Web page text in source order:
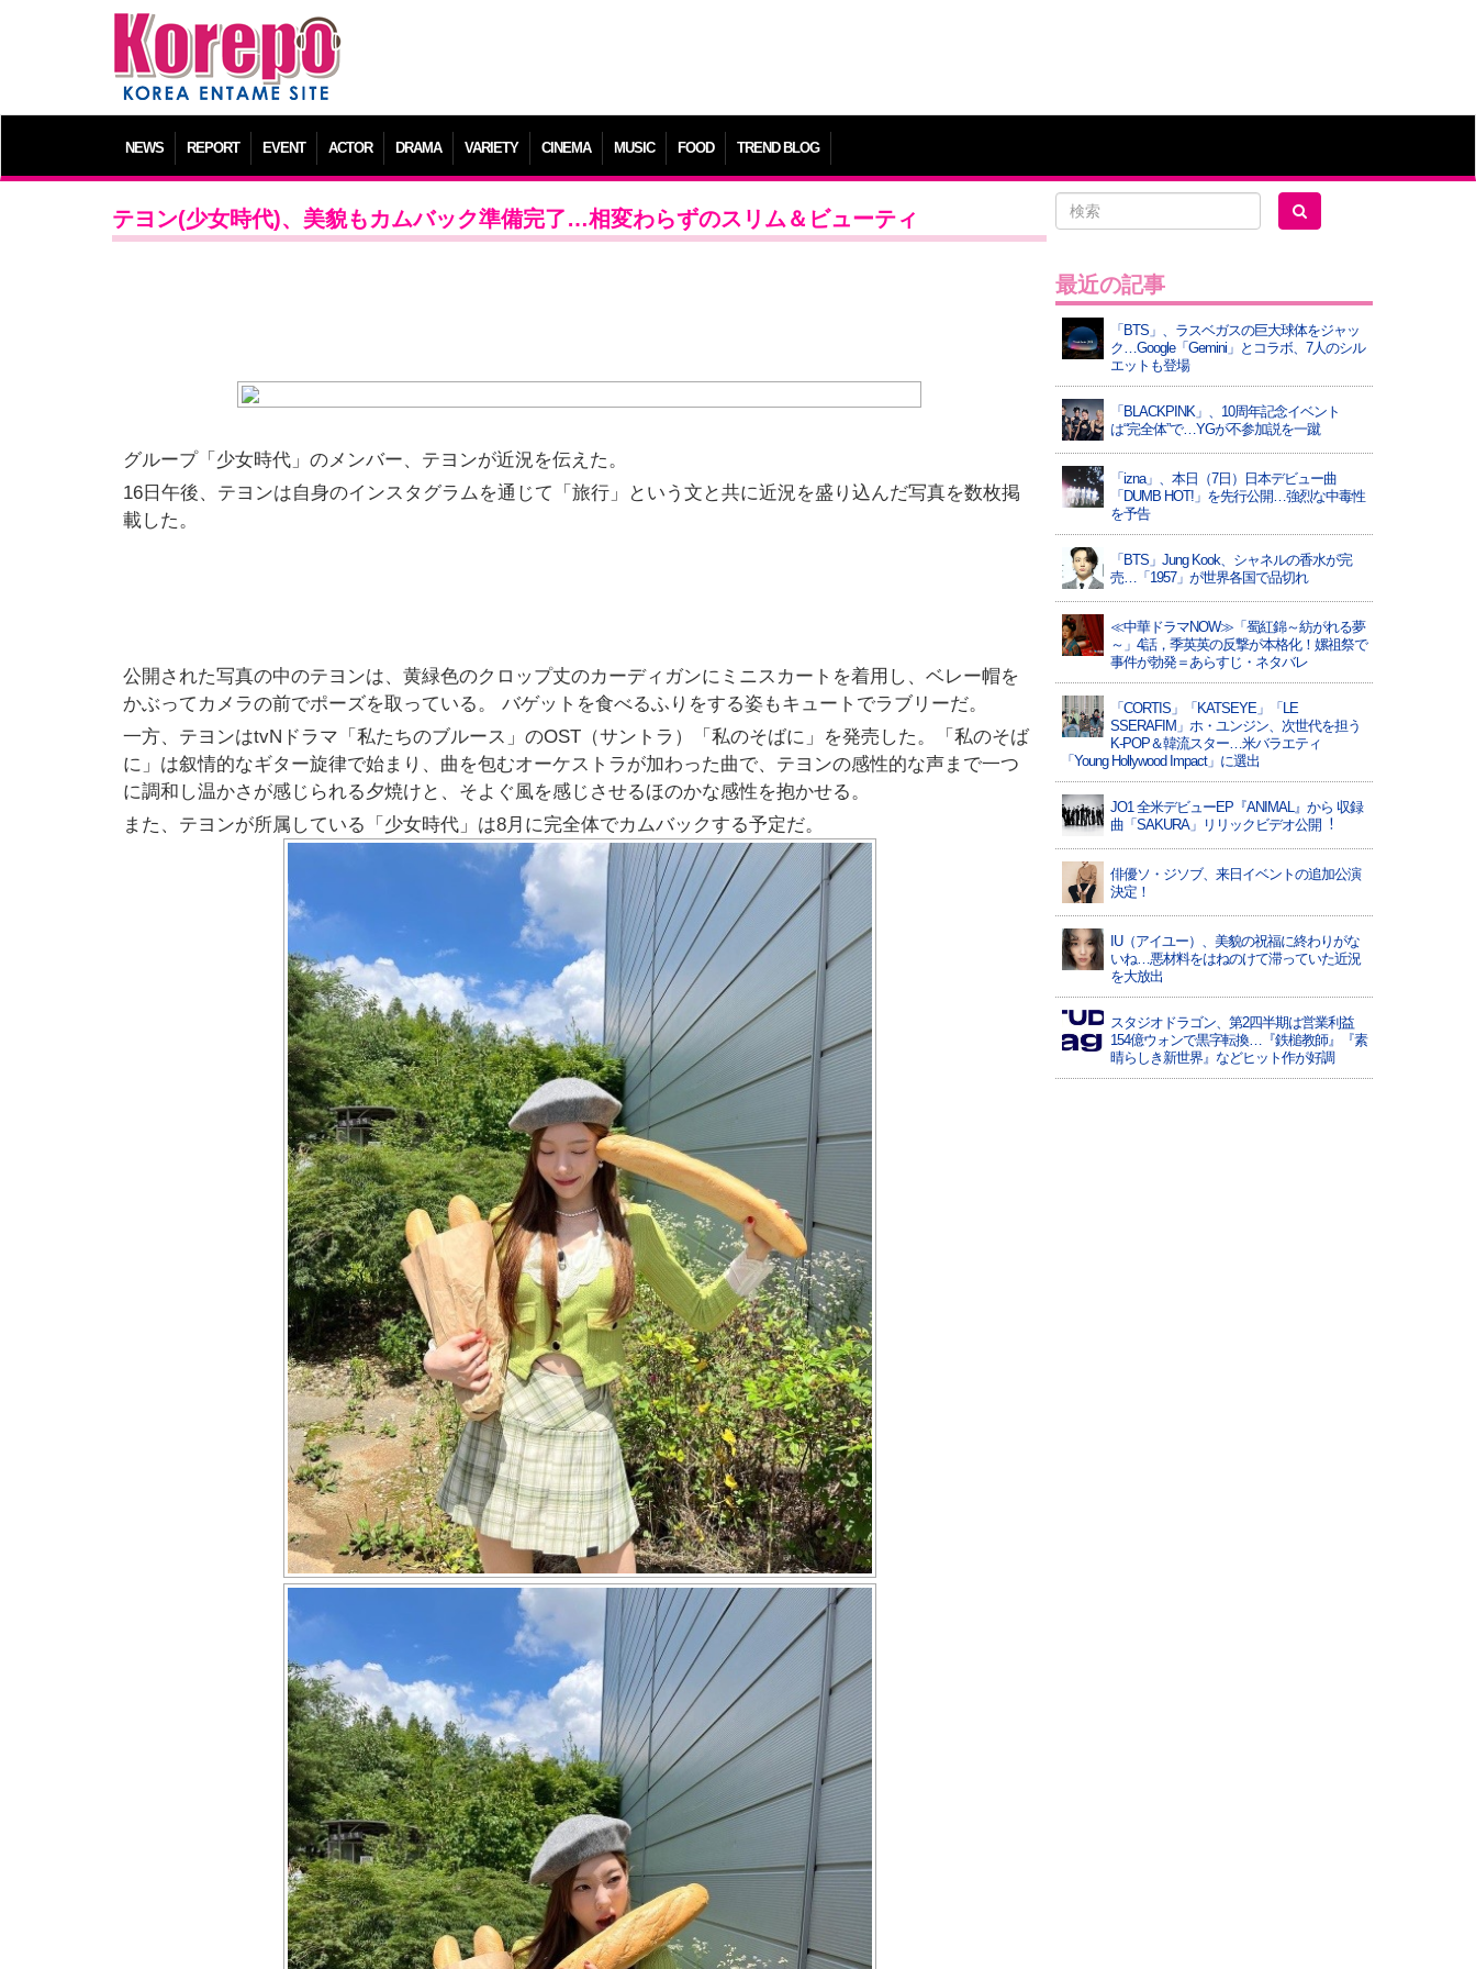
NEWS REPORT EVENT ACTOR DRAMA VARIETY CINEMA MUSIC FOOD TREND BLOG
テヨン(少女時代)、美貌もカムバック準備完了…相変わらずのスリム＆ビューティ
グループ「少女時代」のメンバー、テヨンが近況を伝えた。
16日午後、テヨンは自身のインスタグラムを通じて「旅行」という文と共に近況を盛り込んだ写真を数枚掲
載した。
公開された写真の中のテヨンは、黄緑色のクロップ丈のカーディガンにミニスカートを着用し、ベレー帽を
かぶってカメラの前でポーズを取っている。 バゲットを食べるふりをする姿もキュートでラブリーだ。
一方、テヨンはtvNドラマ「私たちのブルース」のOST（サントラ）「私のそばに」を発売した。「私のそば
に」は叙情的なギター旋律で始まり、曲を包むオーケストラが加わった曲で、テヨンの感性的な声まで一つ
に調和し温かさが感じられる夕焼けと、そよぐ風を感じさせるほのかな感性を抱かせる。
また、テヨンが所属している「少女時代」は8月に完全体でカムバックする予定だ。
最近の記事
「BTS」、ラスベガスの巨大球体をジャッ
ク…Google「Gemini」とコラボ、7人のシル
エットも登場
「BLACKPINK」、10周年記念イベント
は“完全体”で…YGが不参加説を一蹴
「izna」、本日（7日）日本デビュー曲
「DUMB HOT!」を先行公開…強烈な中毒性
を予告
「BTS」Jung Kook、シャネルの香水が完
売…「1957」が世界各国で品切れ
≪中華ドラマNOW≫「蜀紅錦～紡がれる夢
～」4話，季英英の反撃が本格化！嫘祖祭で
事件が勃発＝あらすじ・ネタバレ
「CORTIS」「KATSEYE」「LE
SSERAFIM」ホ・ユンジン、次世代を担う
K-POP＆韓流スター…米バラエティ
「Young Hollywood Impact」に選出
JO1 全⽶デビューEP『ANIMAL』から 収録
曲「SAKURA」リリックビデオ公開︕
俳優ソ・ジソブ、来日イベントの追加公演
決定！
IU（アイユー）、美貌の祝福に終わりがな
いね…悪材料をはねのけて滞っていた近況
を大放出
スタジオドラゴン、第2四半期は営業利益
154億ウォンで黒字転換…『鉄槌教師』『素
晴らしき新世界』などヒット作が好調